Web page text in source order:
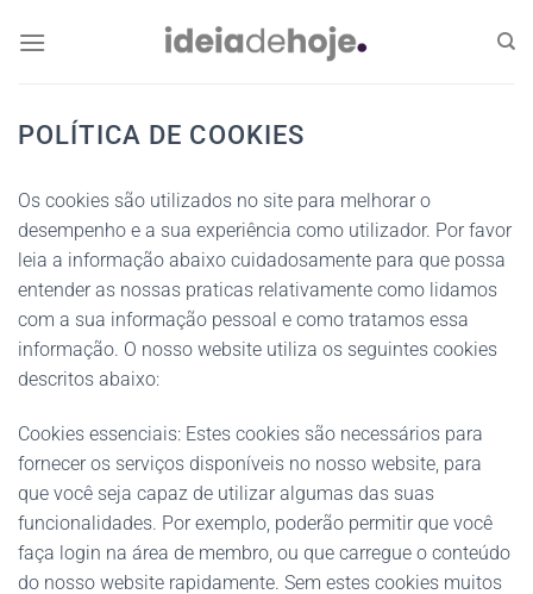
POLÍTICA DE COOKIES
Os cookies são utilizados no site para melhorar o
desempenho e a sua experiência como utilizador. Por favor
leia a informação abaixo cuidadosamente para que possa
entender as nossas praticas relativamente como lidamos
com a sua informação pessoal e como tratamos essa
informação. O nosso website utiliza os seguintes cookies
descritos abaixo:
Cookies essenciais: Estes cookies são necessários para
fornecer os serviços disponíveis no nosso website, para
que você seja capaz de utilizar algumas das suas
funcionalidades. Por exemplo, poderão permitir que você
faça login na área de membro, ou que carregue o conteúdo
do nosso website rapidamente. Sem estes cookies muitos